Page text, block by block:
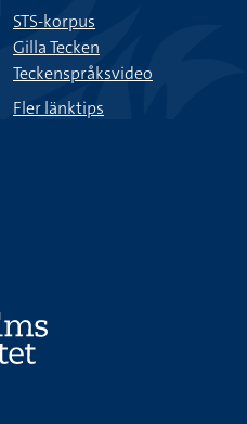
STS-korpus
Gilla Tecken
Teckenspråksvideo
Fler länktips